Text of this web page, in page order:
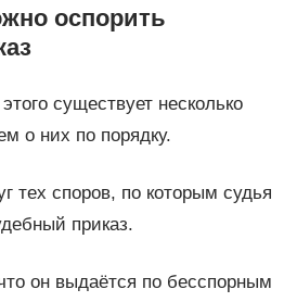
оспорить
существует несколько
о них по порядку.
тех споров, по которым судья
приказ.
он выдаётся по бесспорным